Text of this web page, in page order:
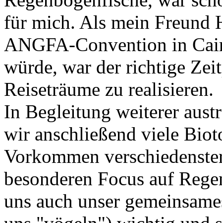
für mich. Als mein Freund
ANGFA-Convention in
würde, war der richtige
Reiseträume zu realisieren.
In Begleitung weiterer
wir anschließend viele
Vorkommen
besonderen Focus auf
uns auch unser